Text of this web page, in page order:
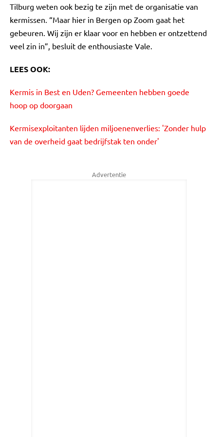
Tilburg weten ook bezig te zijn met de organisatie van
kermissen. “Maar hier in Bergen op Zoom gaat het
gebeuren. Wij zijn er klaar voor en hebben er ontzettend
veel zin in”, besluit de enthousiaste Vale.
LEES OOK:
Kermis in Best en Uden? Gemeenten hebben goede
hoop op doorgaan
Kermisexploitanten lijden miljoenenverlies: 'Zonder hulp
van de overheid gaat bedrijfstak ten onder'
Advertentie